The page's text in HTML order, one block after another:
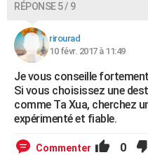
RÉPONSE 5 / 9
rirourad
10 févr. 2017 à 11:49
Je vous conseille
Si vous choisissez une
comme Ta Xua, cherchez
expérimenté et fiable.
Commenter 0